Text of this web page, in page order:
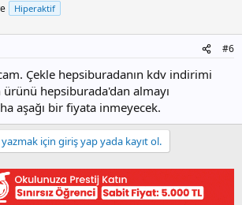
Hiperaktif
#6
Çekle hepsiburadanın kdv indirimi
hepsiburada'dan almayı
aşağı bir fiyata inmeyecek.
için giriş yap yada kayıt ol.